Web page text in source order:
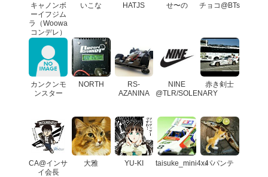
キャノンボ
ーイフジム
ラ（Woowa
コンデレ）
いこな HATJS せ〜の チョコ@BTs
カンクンモ
ンスター
NORTH
RS-
AZANINA
NINE
@TLR/SOLENARY
赤き剣士
CA@インサ
イ会長
大雅 YU-KI taisuke_mini4x4パパンテ